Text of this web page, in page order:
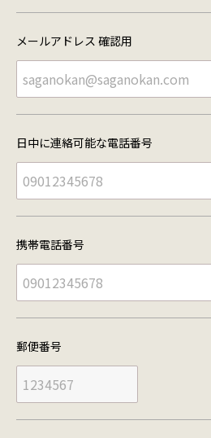
メールアドレス 確認用
日中に連絡可能な電話番号
携帯電話番号
郵便番号